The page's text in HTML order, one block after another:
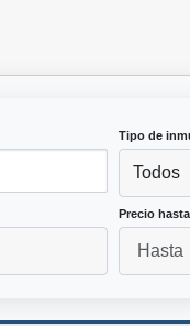
Tipo de
Todos
Precio